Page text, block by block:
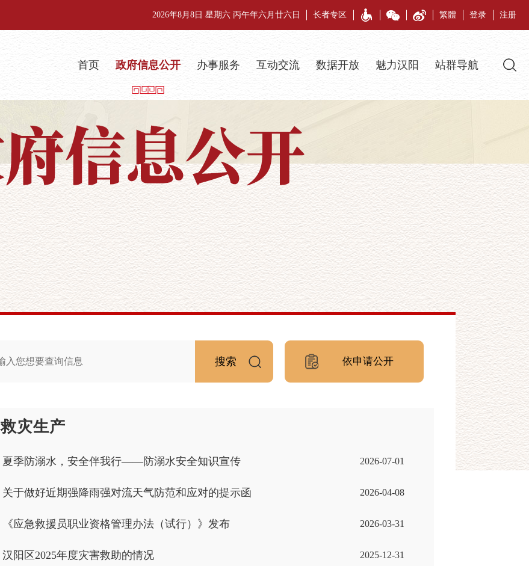
2026年8月8日 星期六 丙午年六月廿六日 长者专区 繁體 登录 注册
首页 政府信息公开 办事服务 互动交流 数据开放 魅力汉阳 站群导航
搜索 依申请公开
救灾生产
夏季防溺水，安全伴我行——防溺水安全知识宣传 2026-07-01
关于做好近期强降雨强对流天气防范和应对的提示函 2026-04-08
《应急救援员职业资格管理办法（试行）》发布 2026-03-31
汉阳区2025年度灾害救助的情况 2025-12-31